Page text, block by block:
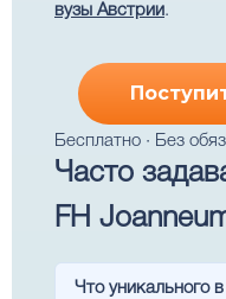
вузы Австрии.
Бесплатно · Без
Часто
FH
Что уникального